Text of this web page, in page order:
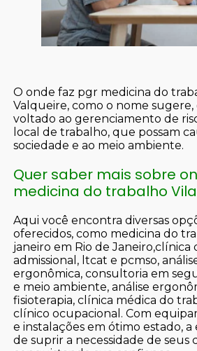
O onde faz pgr medicina do
Valqueire, como o nome
voltado ao gerenciamento de
local de trabalho, que possam
sociedade e ao meio ambiente.
Quer saber mais sobre
medicina do trabalho
Aqui você encontra diversas
oferecidos, como medicina do
janeiro em Rio de Janeiro,clínica
admissional, ltcat e pcmso,
ergonômica, consultoria em
e meio ambiente, análise
fisioterapia, clínica médica do
clínico ocupacional. Com
e instalações em ótimo estado, a
de suprir a necessidade de seus